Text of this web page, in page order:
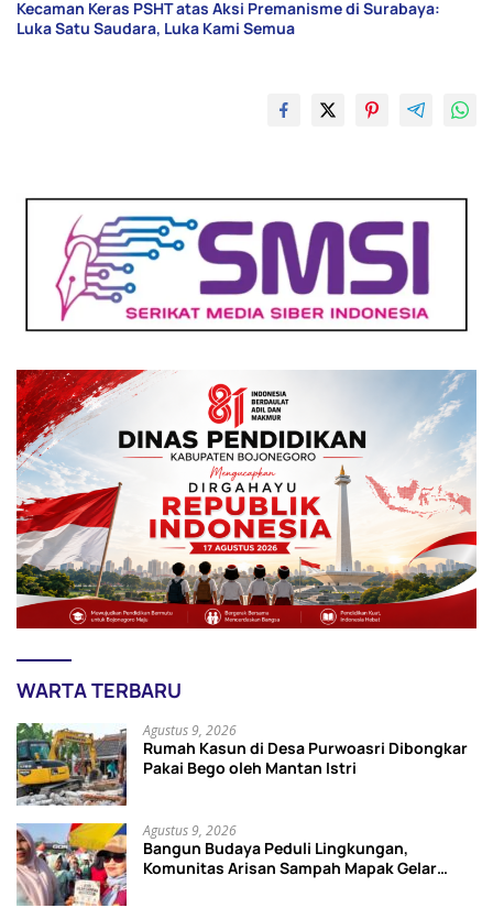
Kecaman Keras PSHT atas Aksi Premanisme di Surabaya:
Luka Satu Saudara, Luka Kami Semua
WARTA TERBARU
Agustus 9, 2026
Rumah Kasun di Desa Purwoasri Dibongkar
Pakai Bego oleh Mantan Istri
Agustus 9, 2026
Bangun Budaya Peduli Lingkungan,
Komunitas Arisan Sampah Mapak Gelar